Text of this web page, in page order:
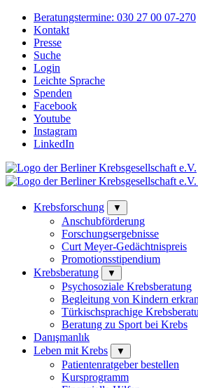
Beratungstermine: 030 27 00 07-270
Kontakt
Presse
Suche
Login
Leichte Sprache
Spenden
Facebook
Youtube
Instagram
LinkedIn
Krebsforschung ▼
Anschubförderung
Forschungsergebnisse
Curt Meyer-Gedächtnispreis
Promotionsstipendium
Krebsberatung
▼
Psychosoziale Krebsberatung
Begleitung von Kindern
Türkischsprachige
Beratung zu Sport bei Krebs
Danışmanlık
Leben mit Krebs
▼
Patientenratgeber bestellen
Kursprogramm